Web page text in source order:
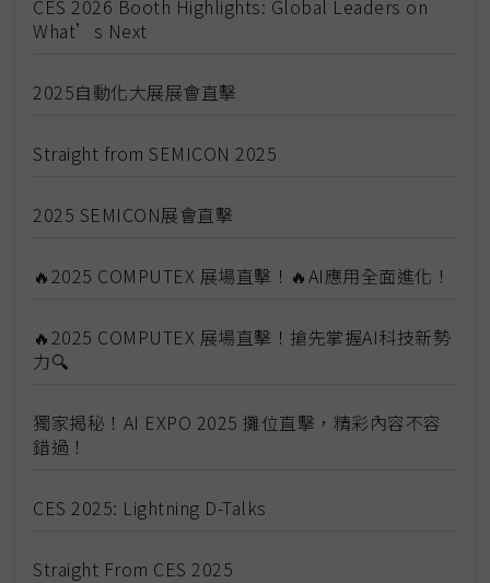
CES 2026 Booth Highlights: Global Leaders on
What’s Next
2025自動化大展展會直擊
Straight from SEMICON 2025
2025 SEMICON展會直擊
🔥2025 COMPUTEX 展場直擊！🔥AI應用全面進化！
🔥2025 COMPUTEX 展場直擊！搶先掌握AI科技新勢
力🔍
獨家揭秘！AI EXPO 2025 攤位直擊，精彩內容不容
錯過！
CES 2025: Lightning D-Talks
Straight From CES 2025